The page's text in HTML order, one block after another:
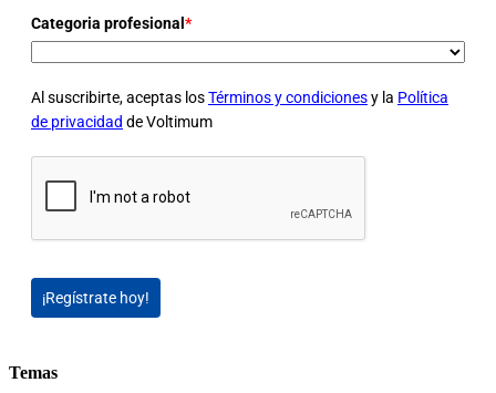
Categoria profesional *
Al suscribirte, aceptas losTérminos y condicionesy la Política
de privacidad de Voltimum
¡Regístrate hoy!
Temas